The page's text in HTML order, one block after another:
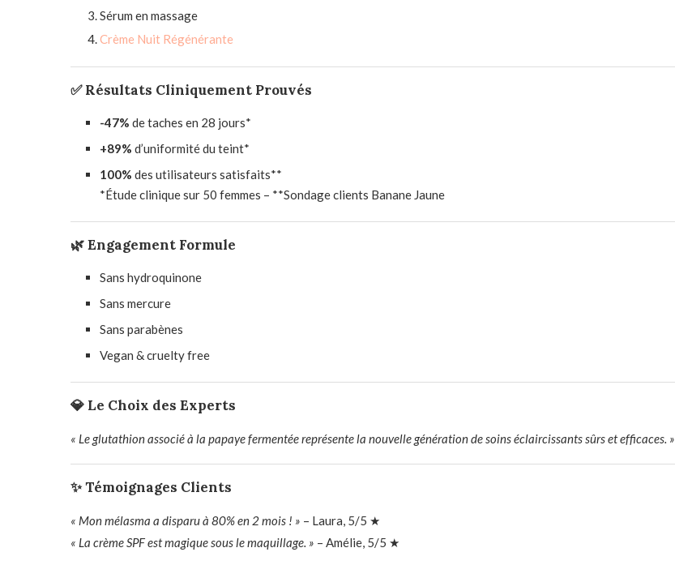
Sérum en massage
Crème Nuit Régénérante
✅ Résultats Cliniquement Prouvés
-47% de taches en 28 jours*
+89% d’uniformité du teint*
100% des utilisateurs satisfaits**
*Étude clinique sur 50 femmes – **Sondage clients Banane Jaune
🌿 Engagement Formule
Sans hydroquinone
Sans mercure
Sans parabènes
Vegan & cruelty free
💎 Le Choix des Experts
« Le glutathion associé à la papaye fermentée représente la nouvelle génération de soins éclaircissants sûrs et efficaces. »
✨ Témoignages Clients
« Mon mélasma a disparu à 80% en 2 mois ! » – Laura, 5/5 ★
« La crème SPF est magique sous le maquillage. » – Amélie, 5/5 ★